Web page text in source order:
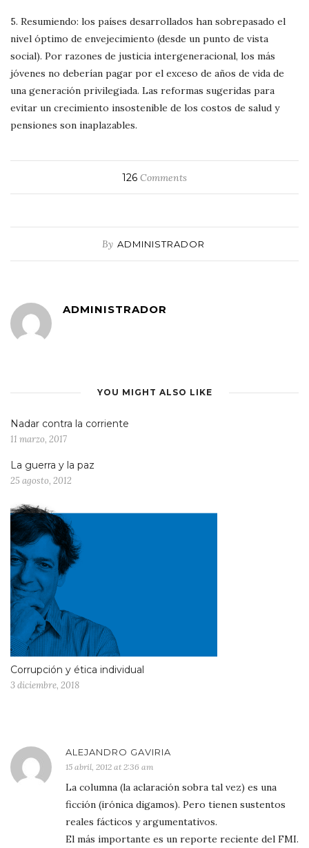
5. Resumiendo: los países desarrollados han sobrepasado el
nivel óptimo de envejecimiento (desde un punto de vista
social). Por razones de justicia intergeneracional, los más
jóvenes no deberían pagar por el exceso de años de vida de
una generación privilegiada. Las reformas sugeridas para
evitar un crecimiento insostenible de los costos de salud y
pensiones son inaplazables.
126 Comments
By ADMINISTRADOR
ADMINISTRADOR
YOU MIGHT ALSO LIKE
Nadar contra la corriente
11 marzo, 2017
La guerra y la paz
25 agosto, 2012
Corrupción y ética individual
3 diciembre, 2018
ALEJANDRO GAVIRIA
15 abril, 2012 at 2:36 am
La columna (la aclaración sobra tal vez) es una
ficción (irónica digamos). Pero tienen sustentos
reales fácticos y argumentativos.
El más importante es un reporte reciente del FMI.